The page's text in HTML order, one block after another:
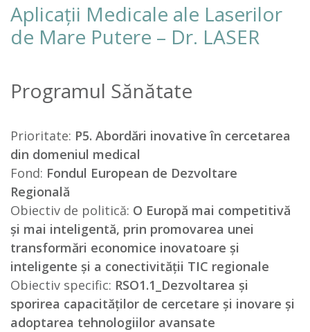
Aplicații Medicale ale Laserilor
de Mare Putere – Dr. LASER
Programul Sănătate
Prioritate: P5. Abordări inovative în cercetarea
din domeniul medical
Fond: Fondul European de Dezvoltare
Regională
Obiectiv de politică: O Europă mai competitivă
și mai inteligentă, prin promovarea unei
transformări economice inovatoare și
inteligente și a conectivității TIC regionale
Obiectiv specific: RSO1.1_Dezvoltarea și
sporirea capacităților de cercetare și inovare și
adoptarea tehnologiilor avansate